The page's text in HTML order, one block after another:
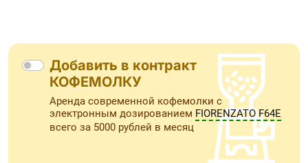
Добавить в контракт
КОФЕМОЛКУ
Аренда современной кофемолки с
электронным дозированием FIORENZATO F64E
всего за 5000 рублей в месяц